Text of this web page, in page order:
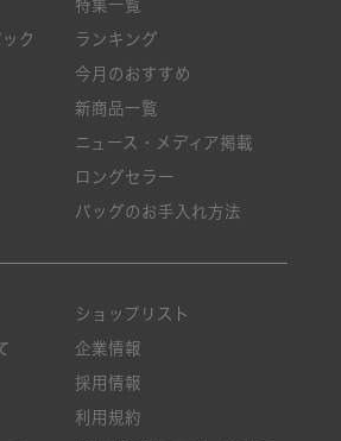
ク
特集一覧
ランキング
今月のおすすめ
新商品一覧
ニュース・メディア掲載
ロングセラー
バッグのお手入れ方法
ショップリスト
企業情報
採用情報
利用規約